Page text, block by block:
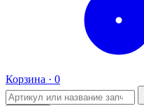
Корзина · 0